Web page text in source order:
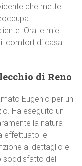
che mette
Ora le mie
comfort di casa
di Reno
Eugenio per un
Ha eseguito un
la natura
effettuato le
al dettaglio e
del